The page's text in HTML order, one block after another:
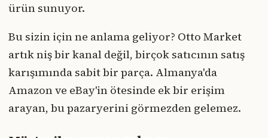
ürün sunuyor.
Bu sizin için ne anlama geliyor? Otto Market
artık niş bir kanal değil, birçok satıcının satış
karışımında sabit bir parça. Almanya'da
Amazon ve eBay'in ötesinde ek bir erişim
arayan, bu pazaryerini görmezden gelemez.